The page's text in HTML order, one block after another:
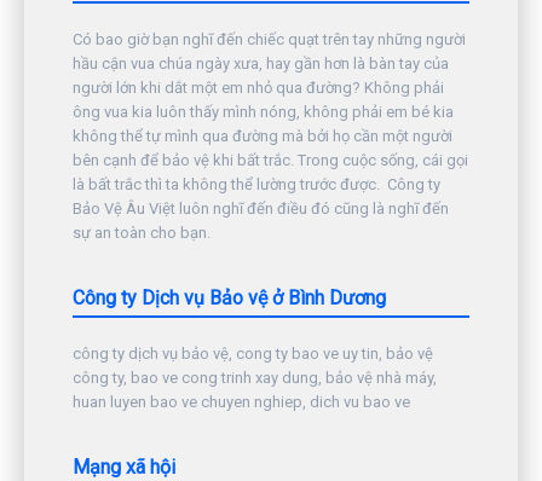
Có bao giờ bạn nghĩ đến chiếc quạt trên tay những người
hầu cận vua chúa ngày xưa, hay gần hơn là bàn tay của
người lớn khi dắt một em nhỏ qua đường? Không phải
ông vua kia luôn thấy mình nóng, không phải em bé kia
không thể tự mình qua đường mà bởi họ cần một người
bên cạnh để bảo vệ khi bất trắc. Trong cuộc sống, cái gọi
là bất trắc thì ta không thể lường trước được. Công ty
Bảo Vệ Âu Việt luôn nghĩ đến điều đó cũng là nghĩ đến
sự an toàn cho bạn.
Công ty Dịch vụ Bảo vệ ở Bình Dương
công ty dịch vụ bảo vệ, cong ty bao ve uy tin, bảo vệ
công ty, bao ve cong trinh xay dung, bảo vệ nhà máy,
huan luyen bao ve chuyen nghiep, dich vu bao ve
Mạng xã hội